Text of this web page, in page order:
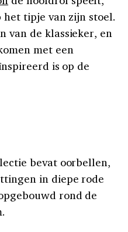
tipje van zijn stoel.
van de klassieker, en
met een
is op de
bevat oorbellen,
in diepe rode
rond de